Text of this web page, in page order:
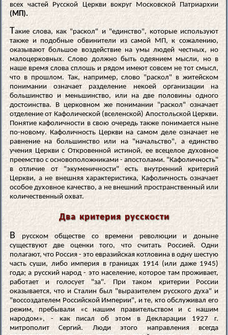
всех частей Русской Церкви вокруг Московской Патриархии
(МП).
Такие слова, как "раскол" и "единство", которые используют
также и подобные обвинители из самой МП, к сожалению,
оказывают большое воздействие на умы людей честных, но
малоцерковных. Слово должно быть одеянием мысли, но в
наше время слова сплошь и рядом имеют совсем не тот смысл,
что в прошлом. Так, например, слово "раскол" в житейском
понимании означает разделение некоей организации на
большинство и меньшинство, или на две половины одного
достоинства. В церковном же понимании "раскол" означает
отделение от Кафолической (вселенской) Апостольской Церкви.
Понятие кафоличности в свою очередь также понимается ныне
по-новому. Кафоличность Церкви на самом деле означает не
равнение на большинство или на "начальство", а единство
учения Церкви с Откровенной истиной, ее всецелое духовное
преемство с основоположниками - апостолами. "Кафоличность"
в отличие от "экуменичности" есть внутренний критерий
Церкви, а не внешняя характеристика, Кафоличность означает
особое духовное качество, а не внешний пространственный или
количественный охват.
Два критерия русскости
В русском обществе со времени революции и доныне
существуют две оценки того, что считать Россией. Одни
полагают, что Россия - это евразийская котловина в одну шестую
часть суши, либо империя в границах 1914 (или даже 1945)
года; а русский народ - это население, которое там проживает,
работает и голосует "за". При таком критерии России
оказывается, что и Сталин был "выразителем русского духа" и
"воссоздателем Российской Империи", и те, кто обслуживал его
режим, пребывали «с нашим правительством и с нашим
народом», - как писал об этом в Декларации 1927 г.
митрополит Сергий. Люди этого направления всегда